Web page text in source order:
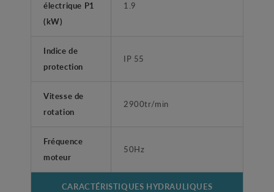
électrique P1
(kW)
1.9
Indice de
protection
IP 55
Vitesse de
rotation
2900tr/min
Fréquence
moteur
50Hz
CARACTÉRISTIQUES HYDRAULIQUES